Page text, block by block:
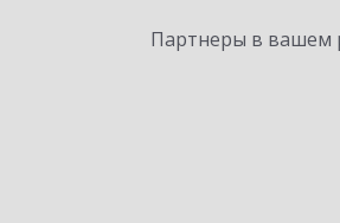
Партнеры в вашем